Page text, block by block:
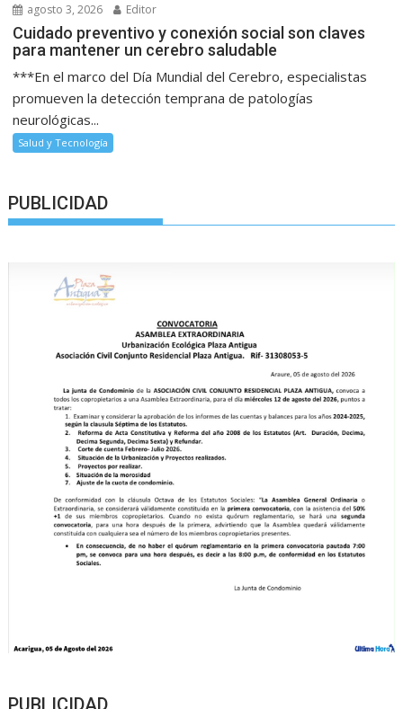
agosto 3, 2026 Editor
Cuidado preventivo y conexión social son claves
para mantener un cerebro saludable
***En el marco del Día Mundial del Cerebro, especialistas
promueven la detección temprana de patologías
neurológicas...
Salud y Tecnología
PUBLICIDAD
PUBLICIDAD